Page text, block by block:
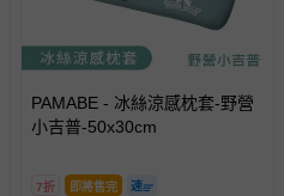
PAMABE - 冰絲涼感枕套-野營
小吉普-50x30cm
7折 即將售完